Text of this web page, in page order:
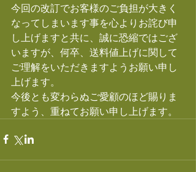
今回の改訂でお客様のご負担が大きく
なってしまいます事を心よりお詫び申
し上げますと共に、誠に恐縮ではござ
いますが、何卒、送料値上げに関して
ご理解をいただきますようお願い申し
上げます。
今後とも変わらぬご愛顧のほど賜りま
すよう、重ねてお願い申し上げます。